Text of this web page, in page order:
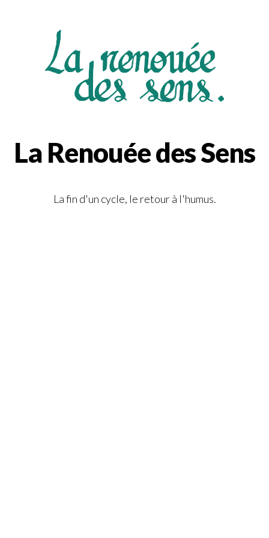
La Renouée des Sens
La fin d'un cycle, le retour à l'humus.